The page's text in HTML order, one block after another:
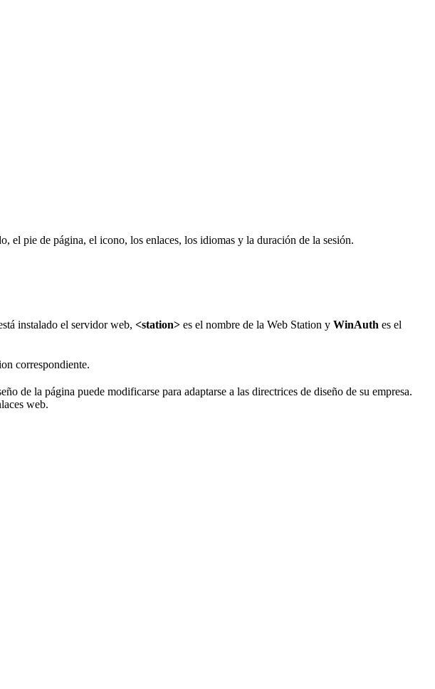
el pie de página, el icono, los enlaces, los idiomas y la duración de la sesión.
instalado el servidor web, <station> es el nombre de la Web Station y WinAuth es el
correspondiente.
de la página puede modificarse para adaptarse a las directrices de diseño de su empresa.
web.